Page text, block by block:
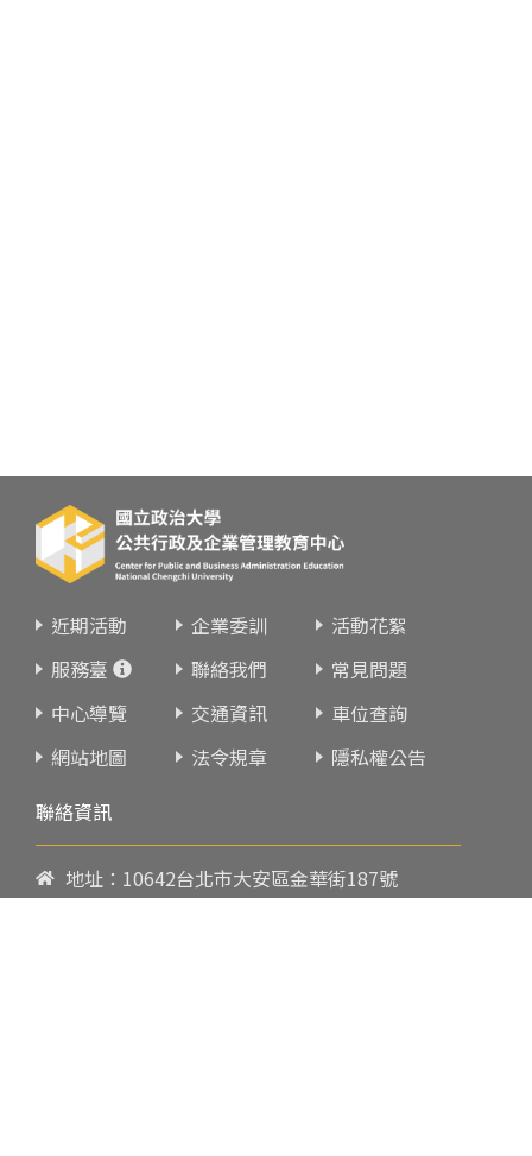
近期活動 企業委訓
活動花絮
服務臺
聯絡我們
常見問題
中心導覽
交通資訊
車位查詢
網站地圖
法令規章
隱私權公告
聯絡資訊
地址：10642台北市大安區金華街187號